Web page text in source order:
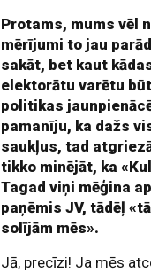
Protams, mums vēl
mērījumi to jau
sakāt, bet kaut
elektorātu varētu
politikas
pamanīju, ka dažs
saukļus, tad
tikko minējāt, ka
Tagad viņi mēģina
paņēmis JV, tādēļ
solījām mēs».
Jā, precīzi! Ja mēs